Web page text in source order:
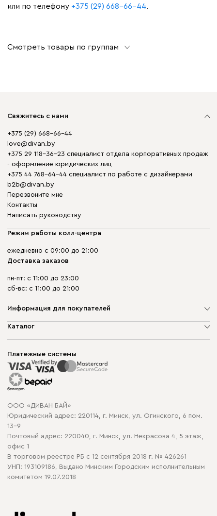
или по телефону +375 (29) 668-66-44.
Смотреть товары по группам
Свяжитесь с нами
+375 (29) 668-66-44
love@divan.by
+375 29 118-36-23 специалист отдела корпоративных продаж
- оформление юридических лиц
+375 44 768-64-44 специалист по работе с дизайнерами
b2b@divan.by
Перезвоните мне
Контакты
Написать руководству
Режим работы колл-центра
ежедневно с 09:00 до 21:00
Доставка заказов
пн-пт: с 11:00 до 23:00
сб-вс: с 11:00 до 21:00
Информация для покупателей
О компании
Способы оплаты
Рассрочка и кредит
Гарантия
Карта сайта
Политика конфиденциальности
Политика в отношении обработки cookie
Каталог
Корпусная мебель
Распродажа мебели
Платежные системы
ООО «ДИВАН БАЙ»
Юридический адрес: 220114, г. Минск, ул. Огинского, 6 пом.
13-9
Почтовый адрес: 220040, г. Минск, ул. Некрасова 4, 5 этаж,
офис 1
В торговом реестре РБ с 12 сентября 2018 г. № 426261
УНП: 193109186, Выдано Минским Городским исполнительным
комитетом 19.07.2018